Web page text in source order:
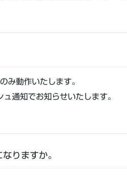
み動作いたします。
通知でお知らせいたします。
りますか。